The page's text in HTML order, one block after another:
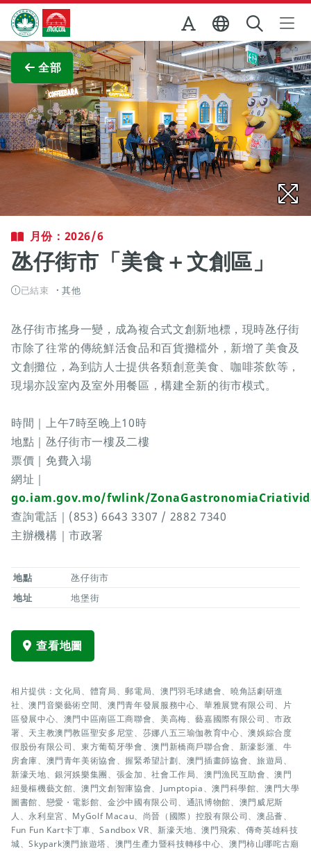
跳至主内容
澳門特別行政區政府旅遊局
全部
查看原圖
月份：2026/6
氹仔街市「美食＋文創區」
已結束 其他
氹仔街市搖身一變，成為複合式文創新地標，現時氹仔街
市除了往常的傳統鮮活食品和百貨攤檔外，新增了美食及
文創攤位，為到訪人士提供各類創意美食、咖啡茶飲等，
現場亦設室內及室外用餐區，構建全新的街市模式。
時間｜上午7時至晚上10時
地點｜氹仔街市一樓及二樓
票價｜免費入場
網址｜
go.iam.gov.mo/fwlink/
查詢電話｜(853) 6643 3307 / 2882 7340
主辦機構｜市政署
地點
氹仔街市
地址
地堡街
查看地圖
相片提供：文化局、體育局、郵電局、澳門羽毛球總會、曉角話劇研進
社、澳門音樂藝術空間、澳門青年發展服務中心、華雅展覽有限公司、片
區發展中心、澳門中區南區工商聯會、美高梅、藝嘉國際有限公司、市政
署、天主教澳門教區聖安多尼堂、莎娜八五三瑜伽教育中心、澳娛綜合度
假股份有限公司、東方葡萄牙學會、澳門新橋商戶聯合會、新濠影滙、牛
房倉庫、澳門青年美術協會、握緊希望計劃、澳門插畫師協會、旅遊局、
新濠天地、銀河娛樂集團、張金加、社會工作局、澳門漁民互助會、澳門
紐曼樞機藝文館、澳門文創智庫協會、Jumptopia、澳門科學館、澳門大學
圖書館、戀愛・電影館、金沙中國有限公司、通訊博物館、澳門威尼斯
人、永利皇宮、MyGolf Macau、尚晉（國際）控股有限公司、澳品薈、
Fun Fun Kart卡丁車、Sandbox VR、新濠天地、澳門飛索、傳奇英雄科技
城、Skypark澳門旅遊塔、澳門生產力暨科技轉移中心、澳門柿山哪咤古廟